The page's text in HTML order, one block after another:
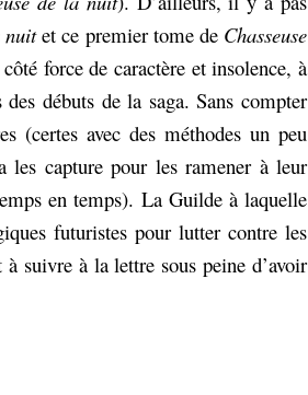
nuitet ce premier tome de Chasseuse
force de caractère et insolence, à
débuts de la saga. Sans compter
(certes avec des méthodes un peu
les capture pour les ramener à leur
en temps). La Guilde à laquelle
futuristes pour lutter contre les
suivre à la lettre sous peine d’avoir